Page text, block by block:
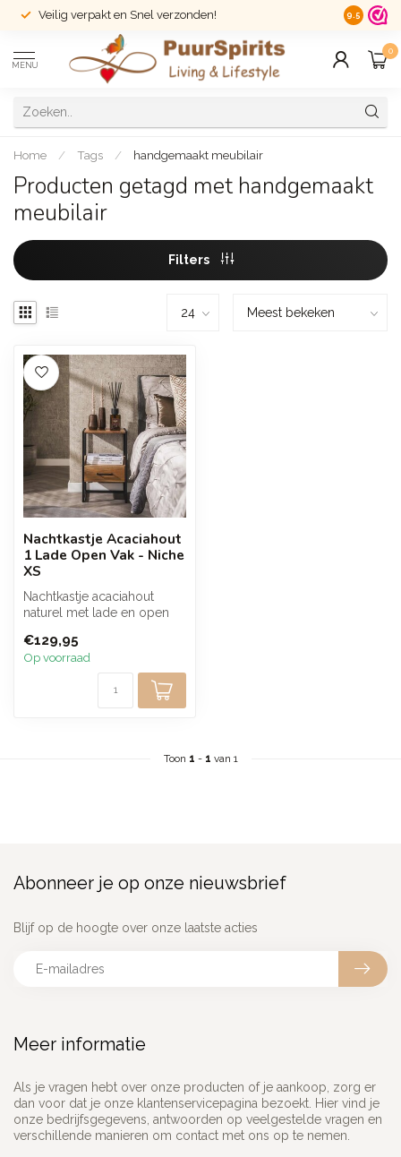
Veilig verpakt en Snel verzonden! 14 dagen
9.5
MENU
0
Home / Tags / handgemaakt meubilair
Producten getagd met handgemaakt
meubilair
Filters
Nachtkastje Acaciahout
1 Lade Open Vak - Niche
XS
Nachtkastje acaciahout
naturel met lade en open
warme ...
€129,95
Op voorraad
Toon 1 - 1 van 1
Meer informatie
Als je vragen hebt over onze producten of je aankoop, zorg er
dan voor dat je onze klantenservicepagina bezoekt. Hier vind je
onze bedrijfsgegevens, antwoorden op veelgestelde vragen en
verschillende manieren om contact met ons op te nemen.
Abonneer je op onze nieuwsbrief
Blijf op de hoogte over onze laatste acties